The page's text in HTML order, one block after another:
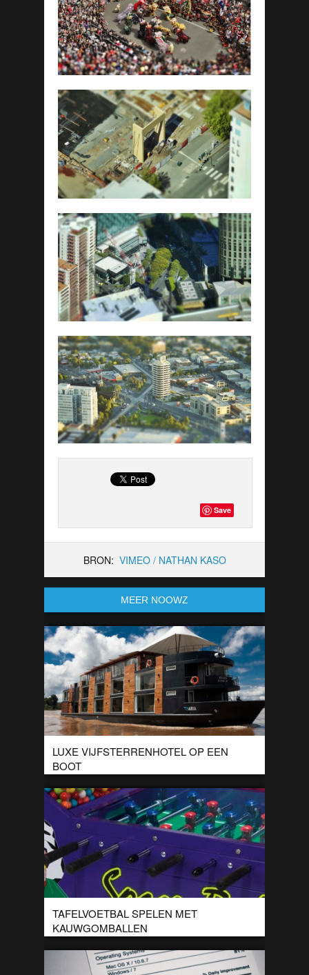
Save
BRON: VIMEO / NATHAN KASO
MEER NOOWZ
LUXE VIJFSTERRENHOTEL OP EEN
BOOT
Op de Amazon River in Peru kun je verblijven op een
drijvend vijfsterrenhotel genaamd de Aria. Een prachtig schip
met 16 luxe suites […]
TAFELVOETBAL SPELEN MET
KAUWGOMBALLEN
Deze zouden wij ook graag wel in de kamer hebben staan.
Dit tafelvoetbalspel speel je namelijk met kauwgomballen. De
winnaar heeft geluk want […]